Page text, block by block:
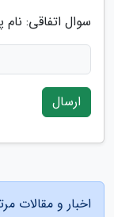
سوال اتفاقی:
ارسال
اخبار و مقالات